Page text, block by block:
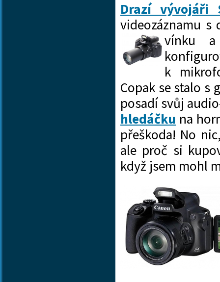
Drazí vývojáři
videozáznamu s
vínku a
k
Copak se stalo s
posadí svůj
hledáčku na
přeškoda! No
ale proč si
když jsem mohl